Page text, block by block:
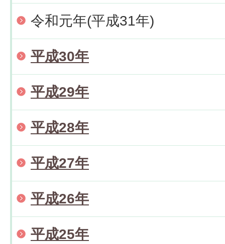
令和元年(平成31年)
平成30年
平成29年
平成28年
平成27年
平成26年
平成25年